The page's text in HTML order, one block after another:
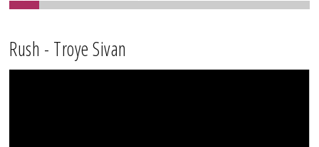
Rush - Troye Sivan